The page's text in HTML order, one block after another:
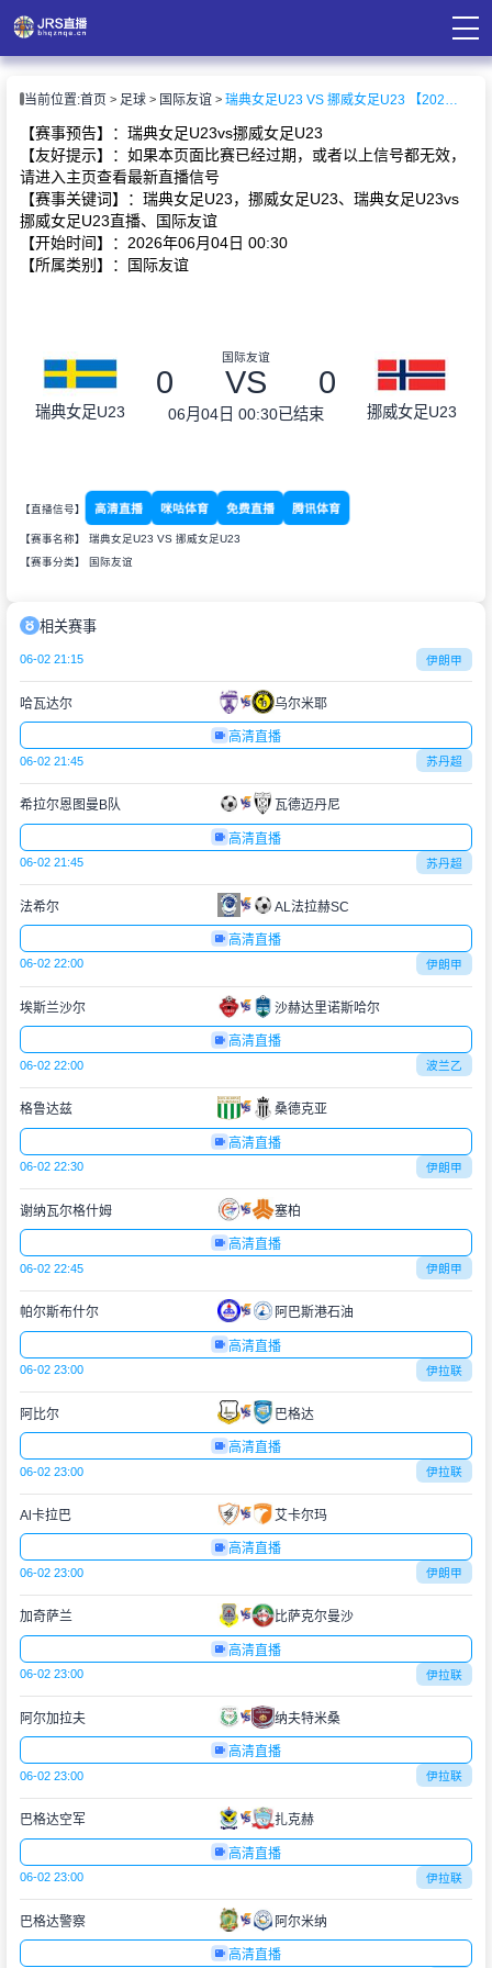
播
讯
当前位置:首页 足球 国际友谊 瑞典女足U23 VS 挪威女足U23 【2026-06-04 00:30:00】
【赛事预告】：瑞典女足U23vs挪威女足U23
【友好提示】：如果本页面比赛已经过期，或者以上信号都无效，
请进入主页查看最新直播信号
【赛事关键词】：瑞典女足U23，挪威女足U23、瑞典女足U23vs
挪威女足U23直播、国际友谊
【开始时间】：2026年06月04日 00:30
【所属类别】：国际友谊
瑞典女足U23
国际友谊
0 VS 0
06月04日 00:30已结束 挪威女足U23
【直播信号】 高清直播 咪咕体育 免费直播 腾讯体育
【赛事名称】 瑞典女足U23 VS 挪威女足U23
【赛事分类】 国际友谊
相关赛事
06-02 21:15 伊朗甲
哈瓦达尔 乌尔米耶
高清直播
06-02 21:45 苏丹超
希拉尔恩图曼B队 瓦德迈丹尼
高清直播
06-02 21:45 苏丹超
法希尔 AL法拉赫SC
高清直播
06-02 22:00 伊朗甲
埃斯兰沙尔 沙赫达里诺斯哈尔
高清直播
06-02 22:00 波兰乙
格鲁达兹 桑德克亚
高清直播
06-02 22:30 伊朗甲
谢纳瓦尔格什姆 塞柏
高清直播
06-02 22:45 伊朗甲
帕尔斯布什尔 阿巴斯港石油
高清直播
06-02 23:00 伊拉联
阿比尔 巴格达
高清直播
06-02 23:00 伊拉联
Al卡拉巴 艾卡尔玛
高清直播
06-02 23:00 伊朗甲
加奇萨兰 比萨克尔曼沙
高清直播
06-02 23:00 伊拉联
阿尔加拉夫 纳夫特米桑
高清直播
06-02 23:00 伊拉联
巴格达空军 扎克赫
高清直播
06-02 23:00 伊拉联
巴格达警察 阿尔米纳
高清直播